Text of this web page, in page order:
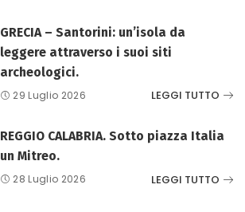
GRECIA – Santorini: un’isola da
leggere attraverso i suoi siti
archeologici.
29 Luglio 2026 LEGGI TUTTO
REGGIO CALABRIA. Sotto piazza Italia
un Mitreo.
28 Luglio 2026 LEGGI TUTTO